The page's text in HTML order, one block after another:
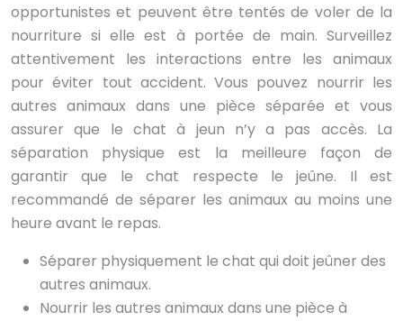
opportunistes et peuvent être tentés de voler de la
nourriture si elle est à portée de main. Surveillez
attentivement les interactions entre les animaux
pour éviter tout accident. Vous pouvez nourrir les
autres animaux dans une pièce séparée et vous
assurer que le chat à jeun n’y a pas accès. La
séparation physique est la meilleure façon de
garantir que le chat respecte le jeûne. Il est
recommandé de séparer les animaux au moins une
heure avant le repas.
Séparer physiquement le chat qui doit jeûner des
autres animaux.
Nourrir les autres animaux dans une pièce à